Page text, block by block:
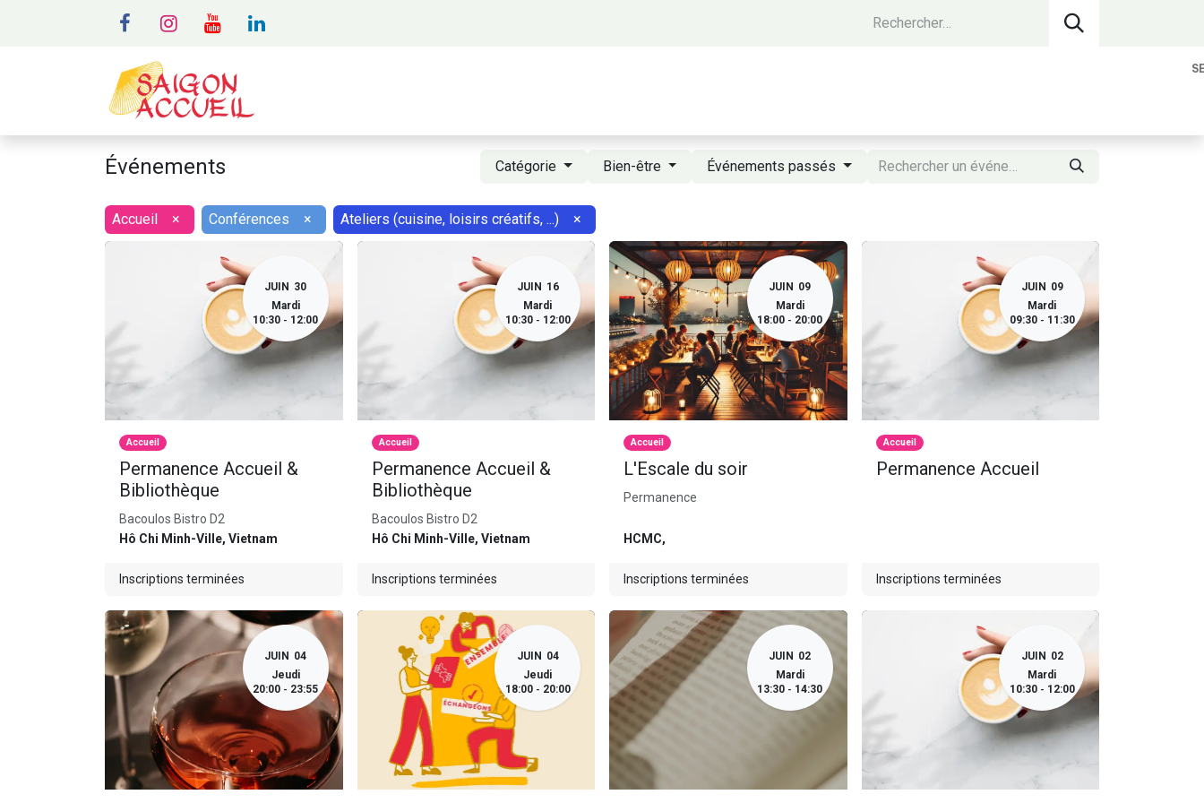
Événements Catégorie Bien-être Événements passés
Accueil × Conférences × Ateliers (cuisine, loisirs créatifs, ...) ×
JUIN 30
Mardi
10:30 - 12:00
Accueil
Permanence Accueil &
Bibliothèque
Bacoulos Bistro D2
Hô Chi Minh-Ville, Vietnam
Inscriptions terminées
JUIN 16
Mardi
10:30 - 12:00
Accueil
Permanence Accueil &
Bibliothèque
Bacoulos Bistro D2
Hô Chi Minh-Ville, Vietnam
Inscriptions terminées
JUIN 09
Mardi
18:00 - 20:00
Accueil
L'Escale du soir
Permanence
HCMC,
Inscriptions terminées
JUIN 09
Mardi
09:30 - 11:30
Accueil
Permanence Accueil
Inscriptions terminées
JUIN 04
Jeudi
20:00 - 23:55
JUIN 04
Jeudi
18:00 - 20:00
JUIN 02
Mardi
13:30 - 14:30
JUIN 02
Mardi
10:30 - 12:00